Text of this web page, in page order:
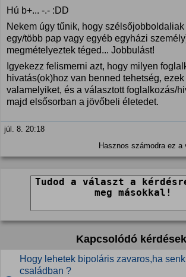
Hú b+... -.- :DD
Nekem úgy tűnik, hogy
egy/több pap vagy egyéb egyházi
megmételyeztek téged... Jobbulást!
Igyekezz felismerni azt, hogy milyen
hivatás(ok)hoz van benned tehetség,
valamelyiket, és a választott foglalkozás/
majd elsősorban a jövőbeli életedet.
júl. 8. 20:18
Hasznos számodra ez a
Kapcsolódó
Hogy lehetek bipoláris zavaros,ha
családban ?